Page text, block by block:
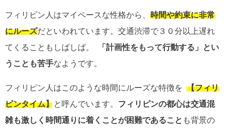
フィリピン人はマイペースな性格から、 時間や約束に非常
にルーズだといわれています。交通渋滞で３０分以上遅れ
てくることもしばしば。
「計画性をもって行動する」とい
うことも苦手なようです。
フィリピン人はこのような時間にルーズな特徴を 【フィリ
ピンタイム】 と呼んでいます。 フィリピンの都心は交通混
雑も激しく時間通りに着くことが困難であること も背景の